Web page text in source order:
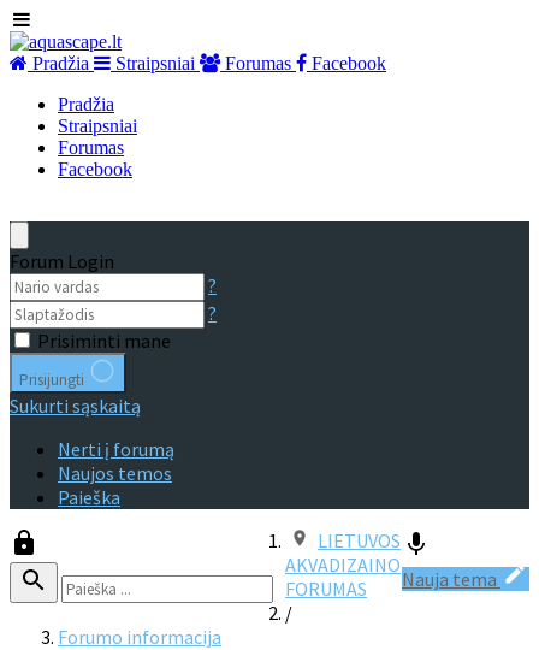
Pradžia Straipsniai Forumas
Facebook
Pradžia
Straipsniai
Forumas
Facebook
Forum Login
?
?
Prisiminti mane
Prisijungti
Sukurti sąskaitą
Nerti į forumą
Naujos temos
Paieška
Nauja tema
LIETUVOS
AKVADIZAINO
FORUMAS
/
Forumo informacija